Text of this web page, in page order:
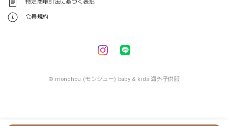
特定商取引法に基づく表記
会員規約
© monchou (モンシュー) baby & kids 海外子供服